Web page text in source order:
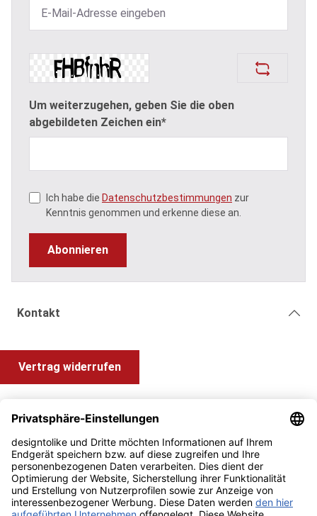
Um weiterzugehen, geben Sie die oben
abgebildeten Zeichen ein*
Ich habe die Datenschutzbestimmungen zur
Kenntnis genommen und erkenne diese an.
Abonnieren
Kontakt
Vertrag widerrufen
Information und Impressum
Zahlung & Versand